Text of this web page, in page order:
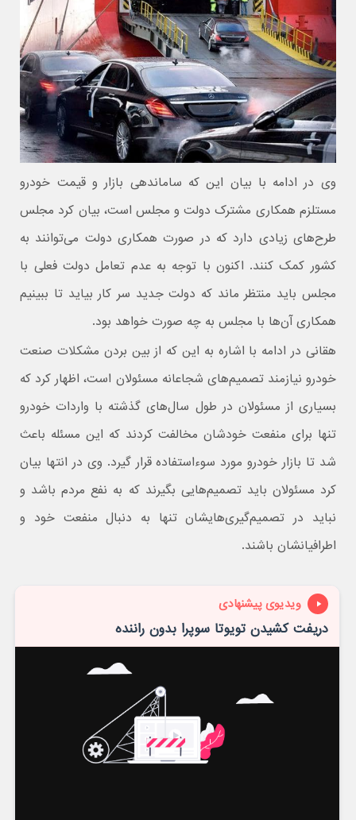
وی در ادامه با بیان این که ساماندهی بازار و قیمت خودرو
مستلزم همکاری مشترک دولت و مجلس است، بیان کرد مجلس
طرح‌های زیادی دارد که در صورت همکاری دولت می‌توانند به
کشور کمک کنند. اکنون با توجه به عدم تعامل دولت فعلی با
مجلس باید منتظر ماند که دولت جدید سر کار بیاید تا ببینیم
همکاری آن‌ها با مجلس به چه صورت خواهد بود.
هقانی در ادامه با اشاره به این که از بین بردن مشکلات صنعت
خودرو نیازمند تصمیم‌های شجاعانه مسئولان است، اظهار کرد که
بسیاری از مسئولان در طول سال‌های گذشته با واردات خودرو
تنها برای منفعت خودشان مخالفت کردند که این مسئله باعث
شد تا بازار خودرو مورد سوءاستفاده قرار گیرد. وی در انتها بیان
کرد مسئولان باید تصمیم‌هایی بگیرند که به نفع مردم باشد و
نباید در تصمیم‌گیری‌‌هایشان تنها به دنبال منفعت خود و
اطرافیانشان باشند.
ویدیوی پیشنهادی
دریفت کشیدن تویوتا سوپرا بدون راننده